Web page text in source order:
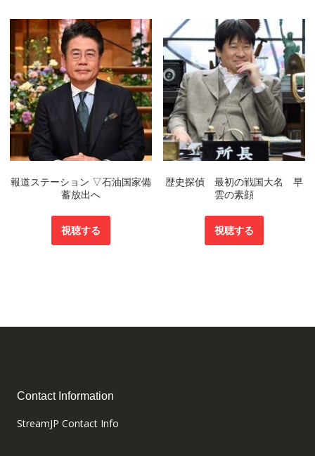
報道ステーション ▽石油国家備
蓄放出へ
視聴する
歴史探偵 最初の戦国大名 早
雲の素顔
視聴する
Contact Information
StreamJP Contact Info